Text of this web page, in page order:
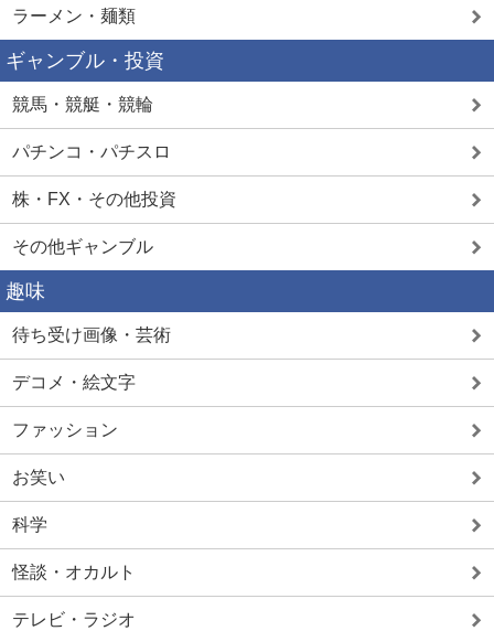
ラーメン・麺類
ギャンブル・投資
競馬・競艇・競輪
パチンコ・パチスロ
株・FX・その他投資
その他ギャンブル
趣味
待ち受け画像・芸術
デコメ・絵文字
ファッション
お笑い
科学
怪談・オカルト
テレビ・ラジオ